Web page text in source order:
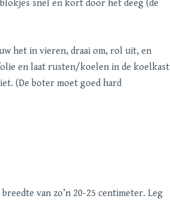
snel en kort door het deeg (de
het in vieren, draai om, rol uit, en
en laat rusten/koelen in de koelkast
(De boter moet goed hard
van zo’n 20-25 centimeter. Leg